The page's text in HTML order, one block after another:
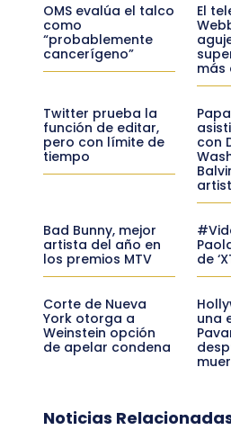
OMS evalúa el talco
como
“probablemente
cancerígeno”
El
más
Twitter prueba la
función de editar,
pero con límite de
tiempo
con
Bad Bunny, mejor
artista del año en
los premios MTV
de
Corte de Nueva
York otorga a
Weinstein opción
de apelar condena
una
Noticias